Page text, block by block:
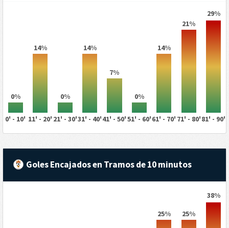
0%
14%
0%
14%
7%
0%
14%
21%
29%
0' - 10' 11' - 20' 21' - 30'31' - 40'41' - 50'51' - 60'61' - 70' 71' - 80'81' - 90'
Goles Encajados en Tramos de 10 minutos
25% 25%
38%